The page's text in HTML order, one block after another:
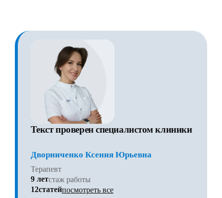
Текст проверен специалистом клиники
Дворниченко Ксения Юрьевна
Терапевт
9 летстаж работы
12статейпосмотреть все